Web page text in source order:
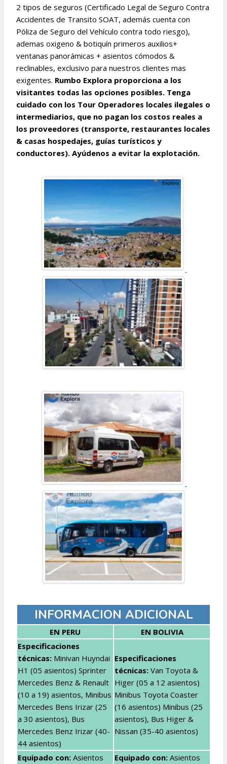
2 tipos de seguros (Certificado Legal de Seguro Contra
Accidentes de Transito SOAT, además cuenta con
Póliza de Seguro del Vehículo contra todo riesgo),
ademas oxigeno & botiquín primeros auxilios+
ventanas panorámicas + asientos cómodos &
reclinables, exclusivo para nuestros clientes mas
exigentes. Rumbo Explora proporciona a los
visitantes todas las opciones posibles. Tenga
cuidado con los Tour Operadores locales ilegales o
intermediarios, que no pagan los costos reales a
los proveedores (transporte, restaurantes locales
& casas hospedajes, guías turísticos y
conductores). Ayúdenos a evitar la explotación.
INFORMACION ADICIONAL
EN PERU
EN BOLIVIA
Especificaciones
técnicas: Minivan Huyndai
H1 (05 asientos) Sprinter
Mercedes Benz & Renault
(10 a 19) asientos, Minibus
Mercedes Bens Irizar (25
a 30 asientos), Bus
Mercedes Benz Irizar (40-
44 asientos)
Especificaciones
técnicas: Van Toyota &
Higer (05 a 12 asientos)
Minibus Toyota Coaster
(16 asientos) Minibus (25
asientos), Bus Higer &
Nissan (35-40 asientos)
Equipado con: Asientos
Equipado con: Asientos